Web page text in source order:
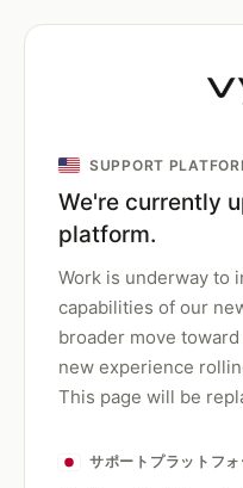
SUPPORT
We're currently
platform.
Work is underway to
capabilities of our
broader move
new experience
This page will be
サポートプラットフ